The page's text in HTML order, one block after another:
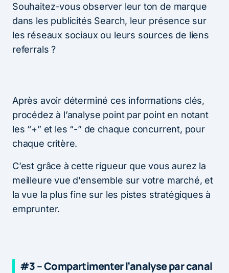
Souhaitez-vous observer leur ton de marque
dans les publicités Search, leur présence sur
les réseaux sociaux ou leurs sources de liens
referrals ?
Après avoir déterminé ces informations clés,
procédez à l’analyse point par point en notant
les “+” et les “-” de chaque concurrent, pour
chaque critère.
C’est grâce à cette rigueur que vous aurez la
meilleure vue d’ensemble sur votre marché, et
la vue la plus fine sur les pistes stratégiques à
emprunter.
#3 – Compartimenter l’analyse par canal